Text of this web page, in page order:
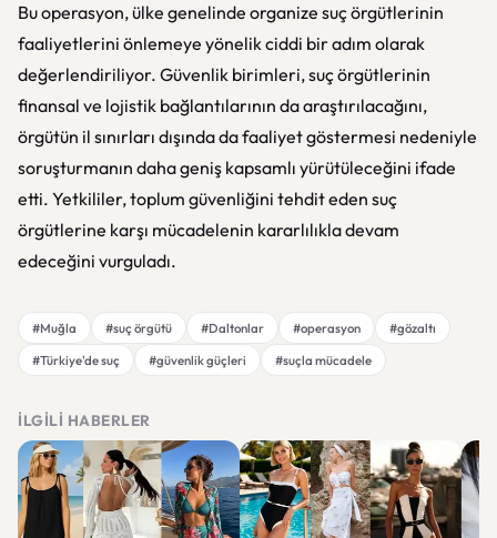
Bu operasyon, ülke genelinde organize suç örgütlerinin
faaliyetlerini önlemeye yönelik ciddi bir adım olarak
değerlendiriliyor. Güvenlik birimleri, suç örgütlerinin
finansal ve lojistik bağlantılarının da araştırılacağını,
örgütün il sınırları dışında da faaliyet göstermesi nedeniyle
soruşturmanın daha geniş kapsamlı yürütüleceğini ifade
etti. Yetkililer, toplum güvenliğini tehdit eden suç
örgütlerine karşı mücadelenin kararlılıkla devam
edeceğini vurguladı.
#Muğla #suç örgütü #Daltonlar #operasyon
#gözaltı
#Türkiye'de suç
#güvenlik güçleri #suçla mücadele
İLGILI HABERLER